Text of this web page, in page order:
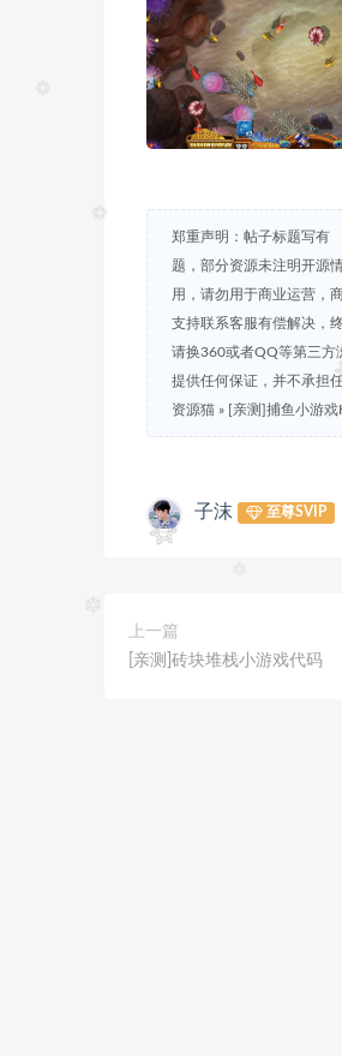
郑重声明：帖子标题写有
题，部分资源未注明开源
用，请勿用于商业运营，
支持联系客服有偿解决，
请换360或者QQ等第三方
提供任何保证，并不承担
资源猫 » [亲测]捕鱼小游戏
子沫 至尊SVIP
上一篇
[亲测]砖块堆栈小游戏代码